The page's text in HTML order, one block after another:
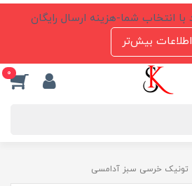
اطلاعات بیش‌تر
0
تونیک خرسی سبز آدامسی